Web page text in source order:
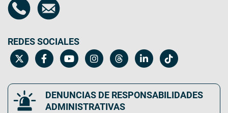
REDES SOCIALES
DENUNCIAS DE RESPONSABILIDADES
ADMINISTRATIVAS